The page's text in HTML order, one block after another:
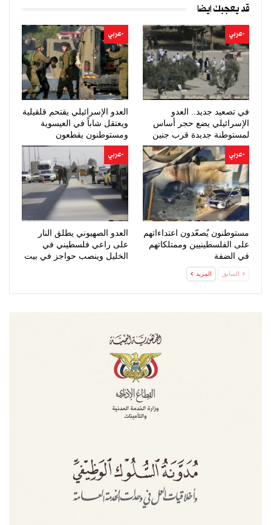
قد يعجبك ايضا
-عربي
في تصعيد جديد.. العدو
الإسرائيلي يضع حجر أساس
لمستوطنة جديدة قرب جنين
-عربي
العدو الإسرائيلي يقتحم قلقيلية
ويعتقل شاباً في العيسوية
ومستوطنون يقطعون
عشرات…
-عربي
مستوطنون يُصعّدون اعتداءاتهم
على الفلسطينيين وممتلكاتهم
في الضفة
-عربي
العدو الصهيوني يطلق النار
على راعي فلسطيني في
الخليل وينصب حواجز في بيت
السابق المزيد